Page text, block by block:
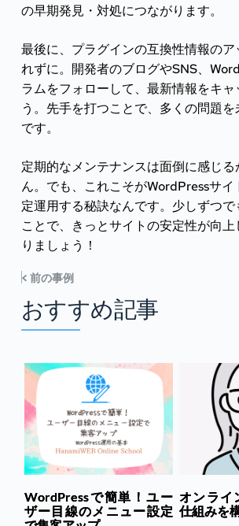
の早期発見・対処につながります。
最後に、プラグインの互換性情報の
れずに。開発者のブログやSNS、
ラムをフォローして、最新情報をキャ
う。先手を打つことで、多くの問題
です。
定期的なメンテナンスは面倒に感じ
ん。でも、これこそがWordPressサ
定運用する秘訣なんです。少しずつで
ことで、きっとサイトの安定性が向
りましょう！
< 前の事例
おすすめ記事
WordPressで簡単！ユー
ザー目線のメニュー設定
オンライ
仕組みを